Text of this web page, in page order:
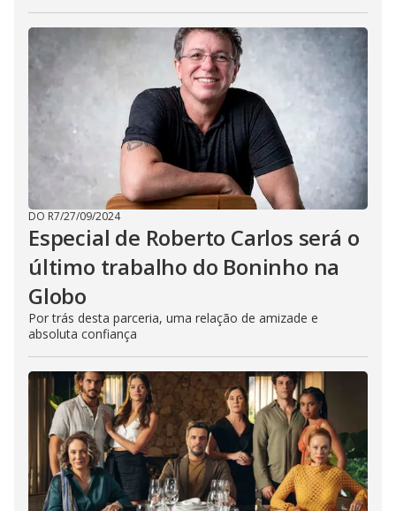
DO R7/27/09/2024
Especial de Roberto Carlos será o
último trabalho do Boninho na
Globo
Por trás desta parceria, uma relação de amizade e
absoluta confiança